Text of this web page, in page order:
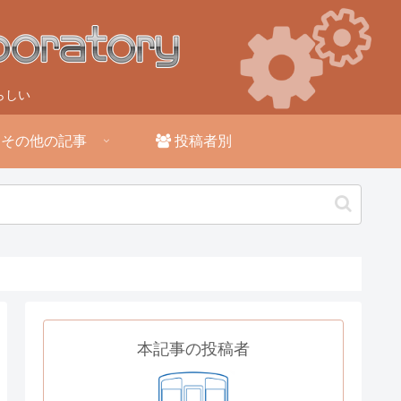
しい
の他の記事 投稿者別
本記事の投稿者